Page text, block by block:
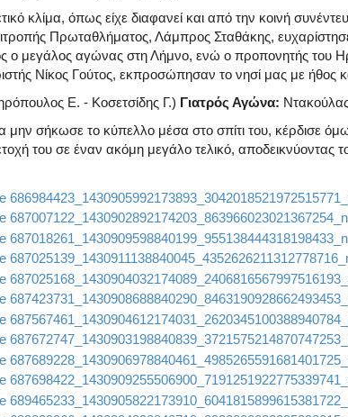
κλίμα, όπως είχε διαφανεί και από την κοινή
Πρωταθλήματος, Λάμπρος Σταθάκης,
ο μεγάλος αγώνας στη Λήμνο, ενώ ο προπονητής του
Νίκος Γούτος, εκπροσώπησαν το νησί μας με ήθος
Ε. - Κοσετσίδης Γ.) Γιατρός Αγώνα:
μην σήκωσε το κύπελλο μέσα στο σπίτι του, κέρδισε
του σε έναν ακόμη μεγάλο τελικό, αποδεικνύοντας